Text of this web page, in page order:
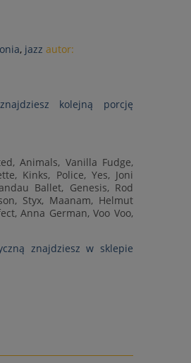
, jazz autor:
kolejną porcję
Animals, Vanilla Fudge,
Kinks, Police, Yes, Joni
Ballet, Genesis, Rod
Styx, Maanam, Helmut
Anna German, Voo Voo,
znajdziesz w sklepie